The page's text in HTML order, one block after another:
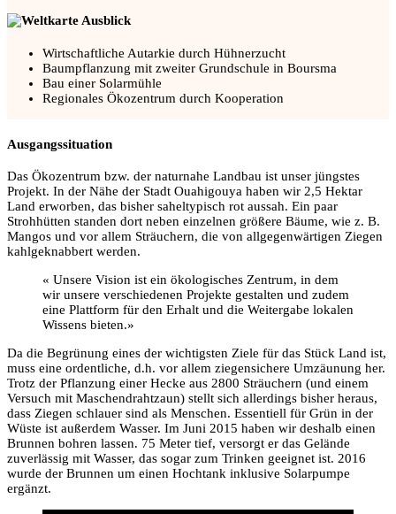
Ausblick
Wirtschaftliche Autarkie durch Hühnerzucht
Baumpflanzung mit zweiter Grundschule in Boursma
Bau einer Solarmühle
Regionales Ökozentrum durch Kooperation
Ausgangssituation
Das Ökozentrum bzw. der naturnahe Landbau ist unser jüngstes
Projekt. In der Nähe der Stadt Ouahigouya haben wir 2,5 Hektar
Land erworben, das bisher saheltypisch rot aussah. Ein paar
Strohhütten standen dort neben einzelnen größere Bäume, wie z. B.
Mangos und vor allem Sträuchern, die von allgegenwärtigen Ziegen
kahlgeknabbert werden.
« Unsere Vision ist ein ökologisches Zentrum, in dem
wir unsere verschiedenen Projekte gestalten und zudem
eine Plattform für den Erhalt und die Weitergabe lokalen
Wissens bieten.»
Da die Begrünung eines der wichtigsten Ziele für das Stück Land ist,
muss eine ordentliche, d.h. vor allem ziegensichere Umzäunung her.
Trotz der Pflanzung einer Hecke aus 2800 Sträuchern (und einem
Versuch mit Maschendrahtzaun) stellt sich allerdings bisher heraus,
dass Ziegen schlauer sind als Menschen. Essentiell für Grün in der
Wüste ist außerdem Wasser. Im Juni 2015 haben wir deshalb einen
Brunnen bohren lassen. 75 Meter tief, versorgt er das Gelände
zuverlässig mit Wasser, das sogar zum Trinken geeignet ist. 2016
wurde der Brunnen um einen Hochtank inklusive Solarpumpe
ergänzt.